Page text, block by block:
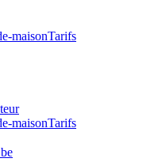
maisonTarifs
maisonTarifs